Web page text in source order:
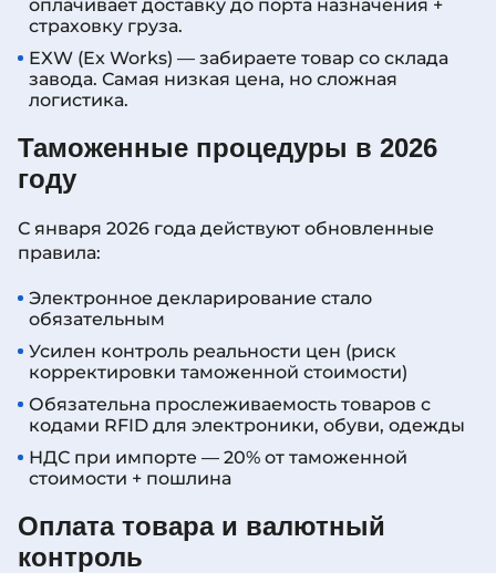
оплачивает доставку до порта назначения +
страховку груза.
EXW (Ex Works) — забираете товар со склада
завода. Самая низкая цена, но сложная
логистика.
Таможенные процедуры в 2026
году
С января 2026 года действуют обновленные
правила:
Электронное декларирование стало
обязательным
Усилен контроль реальности цен (риск
корректировки таможенной стоимости)
Обязательна прослеживаемость товаров с
кодами RFID для электроники, обуви, одежды
НДС при импорте — 20% от таможенной
стоимости + пошлина
Оплата товара и валютный
контроль